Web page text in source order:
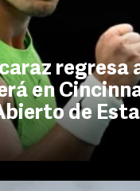
regresa
en
de